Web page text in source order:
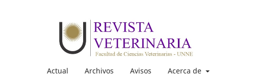
Actual Archivos Avisos Acerca de